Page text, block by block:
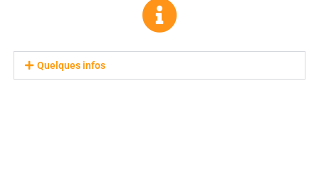
Quelques infos